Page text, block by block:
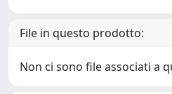
File in questo prodotto:
Non ci sono file associati a